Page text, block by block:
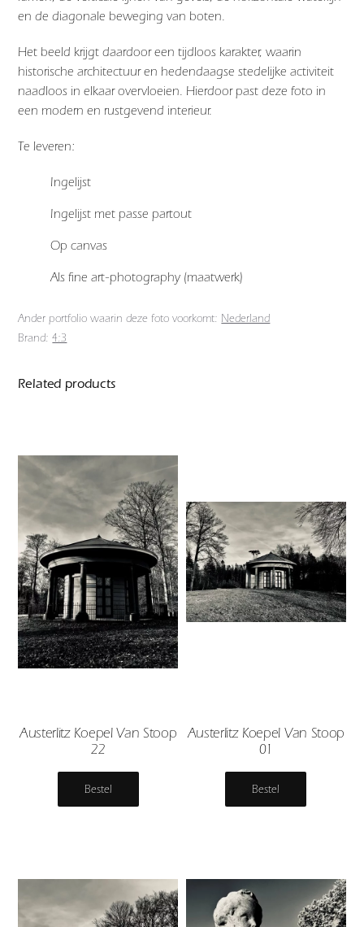
en de diagonale beweging van boten.
Het beeld krijgt daardoor een tijdloos karakter, waarin
historische architectuur en hedendaagse stedelijke activiteit
naadloos in elkaar overvloeien. Hierdoor past deze foto in
een modern en rustgevend interieur.
Te leveren:
Ingelijst
Ingelijst met passe partout
Op canvas
Als fine art-photography (maatwerk)
Ander portfolio waarin deze foto voorkomt: Nederland
Brand:4:3
Related products
Austerlitz Koepel Van Stoop
22
Bestel
Austerlitz Koepel Van Stoop
01
Bestel